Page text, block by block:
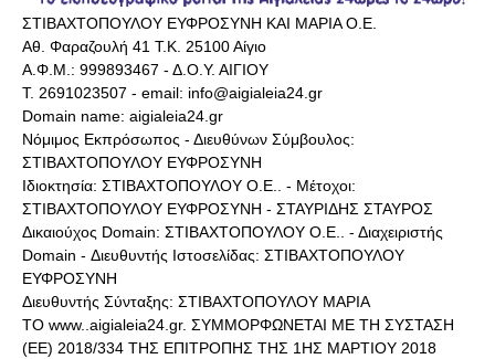
ΣΤΙΒΑΧΤΟΠΟΥΛΟΥ ΕΥΦΡΟΣΥΝΗ ΚΑΙ ΜΑΡΙΑ Ο.Ε.
Αθ. Φαραζουλή 41 Τ.Κ. 25100 Αίγιο
Α.Φ.Μ.: 999893467 - Δ.Ο.Υ. ΑΙΓΙΟΥ
Τ. 2691023507 - email: info@aigialeia24.gr
Domain name: aigialeia24.gr
Νόμιμος Εκπρόσωπος - Διευθύνων Σύμβουλος:
ΣΤΙΒΑΧΤΟΠΟΥΛΟΥ ΕΥΦΡΟΣΥΝΗ
Ιδιοκτησία: ΣΤΙΒΑΧΤΟΠΟΥΛΟΥ Ο.Ε.. - Μέτοχοι:
ΣΤΙΒΑΧΤΟΠΟΥΛΟΥ ΕΥΦΡΟΣΥΝΗ - ΣΤΑΥΡΙΔΗΣ ΣΤΑΥΡΟΣ
Δικαιούχος Domain: ΣΤΙΒΑΧΤΟΠΟΥΛΟΥ Ο.Ε.. - Διαχειριστής
Domain - Διευθυντής Ιστοσελίδας: ΣΤΙΒΑΧΤΟΠΟΥΛΟΥ
ΕΥΦΡΟΣΥΝΗ
Διευθυντής Σύνταξης: ΣΤΙΒΑΧΤΟΠΟΥΛΟΥ ΜΑΡΙΑ
ΤΟ www..aigialeia24.gr. ΣΥΜΜΟΡΦΩΝΕΤΑΙ ΜΕ ΤΗ ΣΥΣΤΑΣΗ
(ΕΕ) 2018/334 ΤΗΣ ΕΠΙΤΡΟΠΗΣ ΤΗΣ 1ΗΣ ΜΑΡΤΙΟΥ 2018